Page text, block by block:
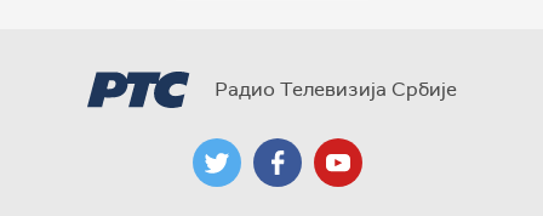
Радио Телевизија Србије